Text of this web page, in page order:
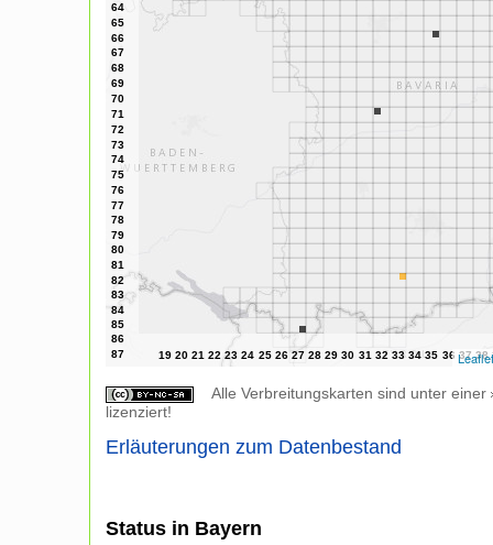
Leaflet
Alle Verbreitungskarten sind unter einer
lizenziert!
Erläuterungen zum Datenbestand
Status in Bayern